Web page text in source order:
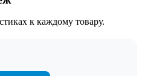
к каждому товару.